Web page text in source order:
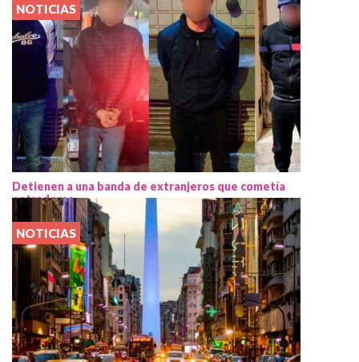
NOTICIAS
Detienen a una banda de extranjeros que cometía
entraderas
NOTICIAS